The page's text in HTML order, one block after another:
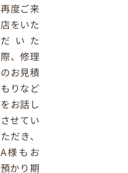
再度ご来
店をいた
だいた
際、修理
のお見積
もりなど
をお話し
させてい
ただき、
A様もお
預かり期